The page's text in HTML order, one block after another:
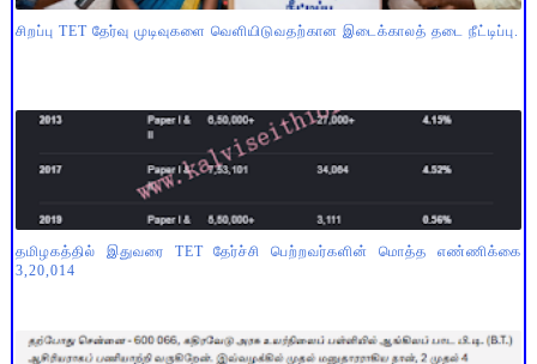
சிறப்பு TET தேர்வு முடிவுகளை வெளியிடுவதற்கான இடைக்காலத் தடை நீட்டிப்பு.
தமிழகத்தில் இதுவரை TET தேர்ச்சி பெற்றவர்களின் மொத்த எண்ணிக்கை
3,20,014